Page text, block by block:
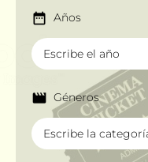
Años
Géneros